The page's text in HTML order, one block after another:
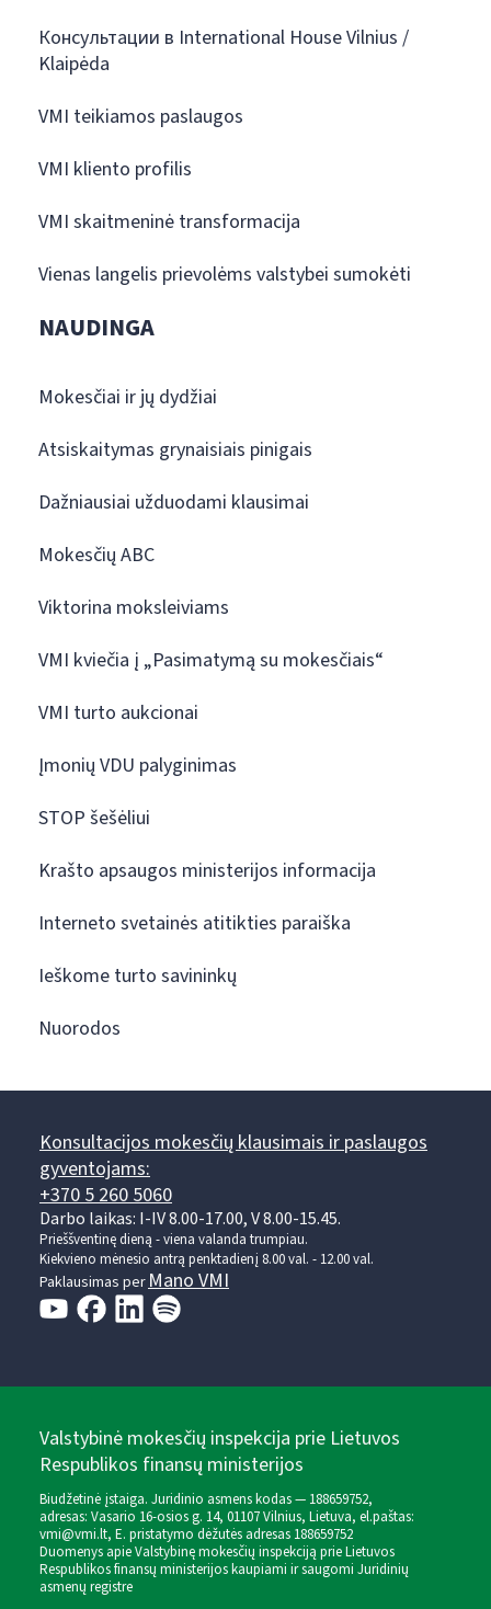
Консультации в International House Vilnius /
Klaipėda
VMI teikiamos paslaugos
VMI kliento profilis
VMI skaitmeninė transformacija
Vienas langelis prievolėms valstybei sumokėti
NAUDINGA
Mokesčiai ir jų dydžiai
Atsiskaitymas grynaisiais pinigais
Dažniausiai užduodami klausimai
Mokesčių ABC
Viktorina moksleiviams
VMI kviečia į „Pasimatymą su mokesčiais“
VMI turto aukcionai
Įmonių VDU palyginimas
STOP šešėliui
Krašto apsaugos ministerijos informacija
Interneto svetainės atitikties paraiška
Ieškome turto savininkų
Nuorodos
Konsultacijos mokesčių klausimais ir paslaugos
gyventojams:
+370 5 260 5060
Darbo laikas: I-IV 8.00-17.00, V 8.00-15.45.
Prieššventinę dieną - viena valanda trumpiau.
Kiekvieno mėnesio antrą penktadienį 8.00 val. - 12.00 val.
Paklausimas perMano VMI
Valstybinė mokesčių inspekcija prie Lietuvos
Respublikos finansų ministerijos
Biudžetinė įstaiga. Juridinio asmens kodas — 188659752,
adresas: Vasario 16-osios g. 14, 01107 Vilnius, Lietuva, el.paštas:
vmi@vmi.lt, E. pristatymo dėžutės adresas 188659752
Duomenys apie Valstybinę mokesčių inspekciją prie Lietuvos
Respublikos finansų ministerijos kaupiami ir saugomi Juridinių
asmenų registre